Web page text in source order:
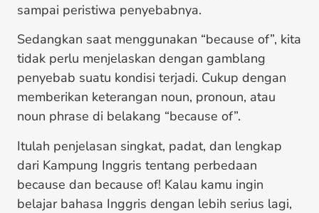
sampai peristiwa penyebabnya.
Sedangkan saat menggunakan “because of”, kita
tidak perlu menjelaskan dengan gamblang
penyebab suatu kondisi terjadi. Cukup dengan
memberikan keterangan noun, pronoun, atau
noun phrase di belakang “because of”.
Itulah penjelasan singkat, padat, dan lengkap
dari Kampung Inggris tentang perbedaan
because dan because of! Kalau kamu ingin
belajar bahasa Inggris dengan lebih serius lagi,